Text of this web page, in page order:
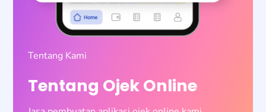
Tentang Kami
Tentang Ojek Online